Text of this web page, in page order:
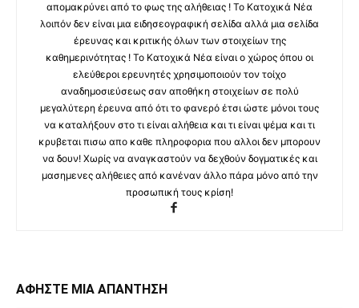
απομακρύνει από το φως της αλήθειας ! Το Κατοχικά Νέα
λοιπόν δεν είναι μια ειδησεογραφική σελίδα αλλά μια σελίδα
έρευνας και κριτικής όλων των στοιχείων της
καθημερινότητας ! Το Κατοχικά Νέα είναι ο χώρος όπου οι
ελεύθεροι ερευνητές χρησιμοποιούν τον τοίχο
αναδημοσιεύσεως σαν αποθήκη στοιχείων σε πολύ
μεγαλύτερη έρευνα από ότι το φανερό έτσι ώστε μόνοι τους
να καταλήξουν στο τι είναι αλήθεια και τι είναι ψέμα και τι
κρυβεται πισω απο καθε πληροφορια που αλλοι δεν μπορουν
να δουν! Χωρίς να αναγκαστούν να δεχθούν δογματικές και
μασημενες αλήθειες από κανέναν άλλο πάρα μόνο από την
προσωπική τους κρίση!
ΑΦΗΣΤΕ ΜΙΑ ΑΠΑΝΤΗΣΗ